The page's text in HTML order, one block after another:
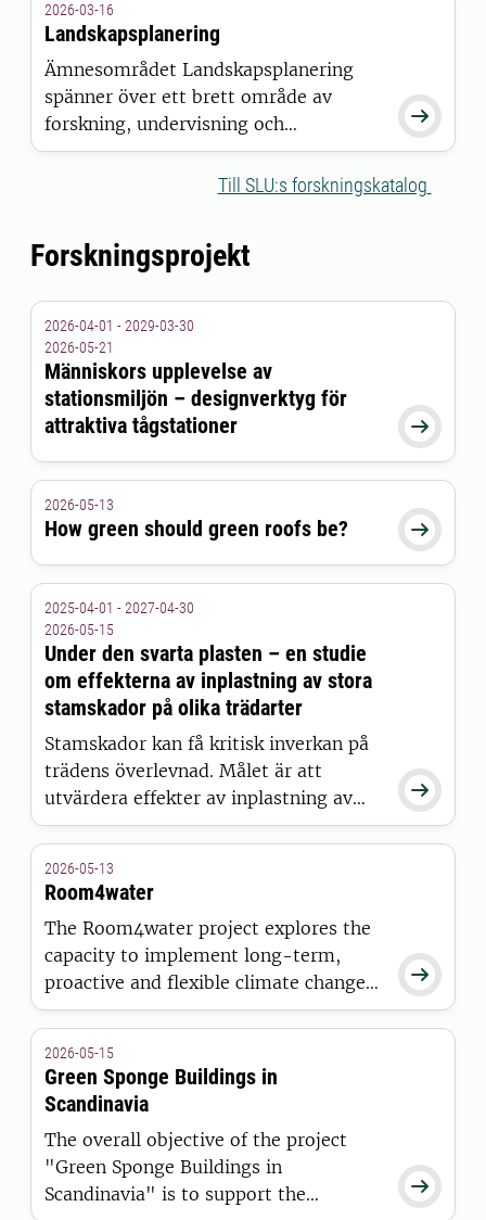
förvaltning av utemiljöer.

2026-03-16
Landskapsplanering
Ämnesområdet Landskapsplanering
spänner över ett brett område av
forskning, undervisning och
miljöövervakningsprojekt (FOMA) som
relaterar till planeringspraxis.Till SLU:s forskningskatalog
Forskningsprojekt

2026-04-01 - 2029-03-30
2026-05-21
Människors upplevelse av
stationsmiljön – designverktyg för
attraktiva tågstationer

2026-05-13
How green should green roofs be?

2025-04-01 - 2027-04-30
2026-05-15
Under den svarta plasten – en studie
om effekterna av inplastning av stora
stamskador på olika trädarter
Stamskador kan få kritisk inverkan på
trädens överlevnad. Målet är att
utvärdera effekter av inplastning av
stamskada, vars syfte är att ge träd
utveckling.

2026-05-13
Room4water
The Room4water project explores the
capacity to implement long-term,
proactive and flexible climate change
adaptation to cope with increasingly
with the Nissan River in SW Sweden in
focus as a case study.

2026-05-15
Green Sponge Buildings in
Scandinavia
The overall objective of the project
"Green Sponge Buildings in
Scandinavia" is to support the